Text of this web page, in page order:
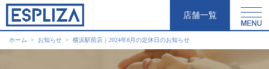
店舗一覧
ホーム お知らせ 横浜駅前店｜2024年8月の定休日のお知らせ